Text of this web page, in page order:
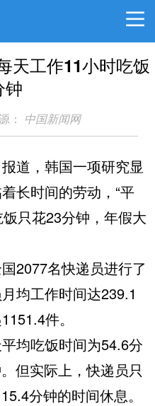
天工作11小时吃饭
钟
： 中国新闻网
道，韩国一项研究显
长时间的劳动，“平
只花23分钟，年假大
名快递员进行了
均工作时间达239.1
件。
均吃饭时间为54.6分
但实际上，快递员只
分钟的时间休息。